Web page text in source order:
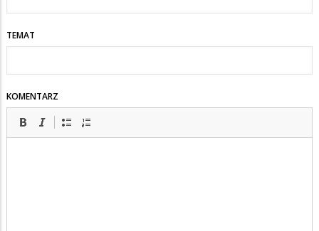
TEMAT
KOMENTARZ